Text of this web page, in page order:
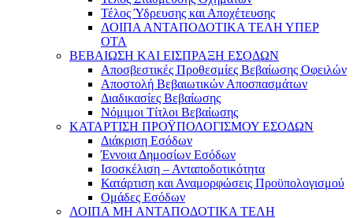
Τέλος Ύδρευσης και Αποχέτευσης
ΛΟΙΠΑ ΑΝΤΑΠΟΔΟΤΙΚΑ ΤΕΛΗ ΥΠΕΡ
ΟΤΑ
ΒΕΒΑΙΩΣΗ ΚΑΙ ΕΙΣΠΡΑΞΗ ΕΣΟΔΩΝ
Αποσβεστικές Προθεσμίες Βεβαίωσης Οφειλών
Αποστολή Βεβαιωτικών Αποσπασμάτων
Διαδικασίες Βεβαίωσης
Νόμιμοι Τίτλοι Βεβαίωσης
ΚΑΤΑΡΤΙΣΗ ΠΡΟΫΠΟΛΟΓΙΣΜΟΥ ΕΣΟΔΩΝ
Διάκριση Εσόδων
Έννοια Δημοσίων Εσόδων
Ισοσκέλιση – Ανταποδοτικότητα
Κατάρτιση και Αναμορφώσεις Προϋπολογισμού
Ομάδες Εσόδων
ΛΟΙΠΑ ΜΗ ΑΝΤΑΠΟΔΟΤΙΚΑ ΤΕΛΗ